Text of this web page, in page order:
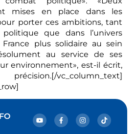
mises en place dans les
porter ces ambitions, tant
que dans l’univers
plus solidaire au sein
au service de ses
environnement», est-il écrit,
vc_column_text]